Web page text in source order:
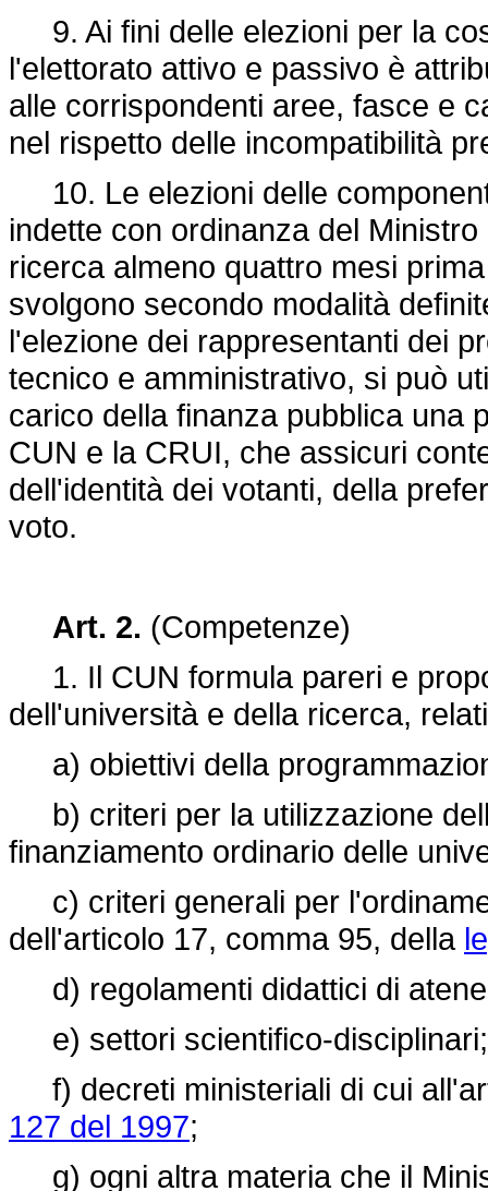
9. Ai fini delle elezioni per la
l'elettorato attivo e passivo è
alle corrispondenti aree, fasce e
nel rispetto delle incompatibilità
10. Le elezioni delle
indette con ordinanza del
ricerca almeno quattro mesi
svolgono secondo modalità
l'elezione dei rappresentanti dei
tecnico e amministrativo, si può
carico della finanza pubblica una
CUN e la CRUI, che assicuri
dell'identità dei votanti, della
voto.
Art. 2. (Competenze)
1. Il CUN formula pareri e
dell'università e della ricerca,
a) obiettivi della
b) criteri per la utilizzazione
finanziamento ordinario delle
c) criteri generali per
dell'articolo 17, comma 95, della
d) regolamenti didattici di
e) settori scientifico-disciplinari;
f) decreti ministeriali di cui
127 del 1997;
g) ogni altra materia che il